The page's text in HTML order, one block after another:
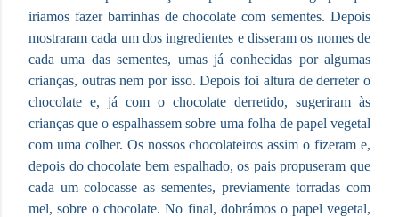
iriamos fazer barrinhas de chocolate com sementes. Depois
mostraram cada um dos ingredientes e disseram os nomes de
cada uma das sementes, umas já conhecidas por algumas
crianças, outras nem por isso. Depois foi altura de derreter o
chocolate e, já com o chocolate derretido, sugeriram às
crianças que o espalhassem sobre uma folha de papel vegetal
com uma colher. Os nossos chocolateiros assim o fizeram e,
depois do chocolate bem espalhado, os pais propuseram que
cada um colocasse as sementes, previamente torradas com
mel, sobre o chocolate. No final, dobrámos o papel vegetal,